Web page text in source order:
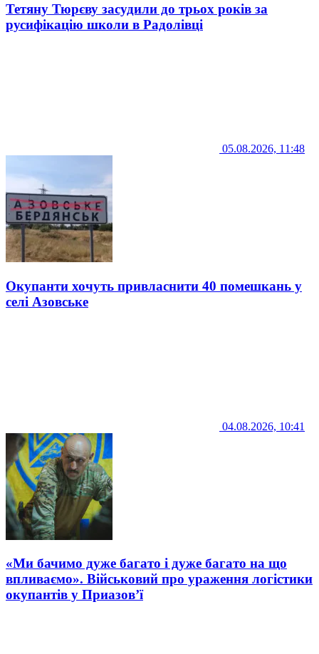
Тетяну Тюрєву засудили до трьох років за
русифікацію школи в Радолівці
05.08.2026, 11:48
Окупанти хочуть привласнити 40 помешкань у
селі Азовське
04.08.2026, 10:41
«Ми бачимо дуже багато і дуже багато на що
впливаємо». Військовий про ураження логістики
окупантів у Приазов’ї